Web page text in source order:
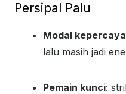
Persipal Palu
Modal
lalu masih jadi
Pemain kunci: